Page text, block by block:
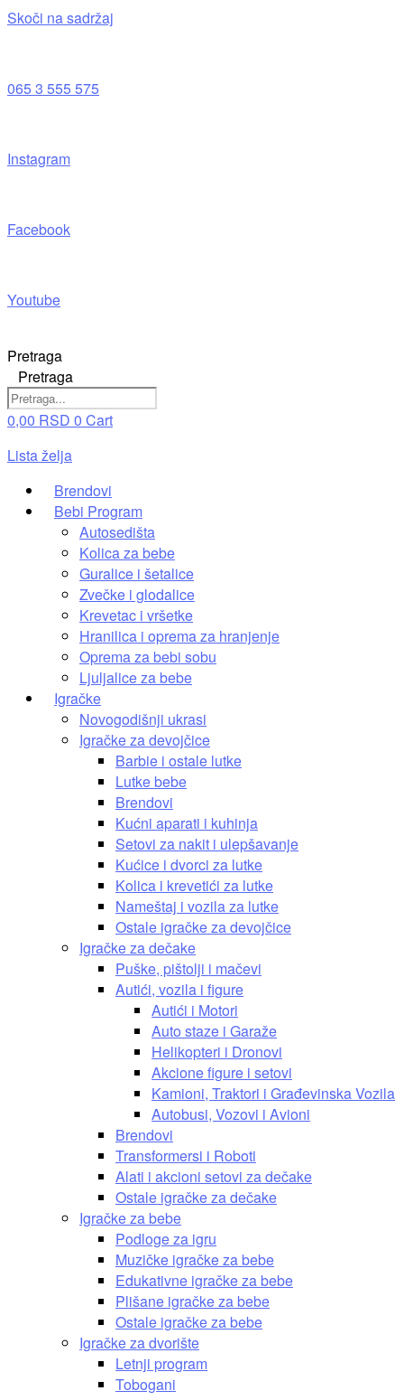
Skoči na sadržaj
065 3 555 575
Instagram
Facebook
Youtube
Pretraga
Pretraga
0,00 RSD 0 Cart
Lista želja
Brendovi
Bebi Program
Autosedišta
Kolica za bebe
Guralice i šetalice
Zvečke i glodalice
Krevetac i vršetke
Hranilica i oprema za hranjenje
Oprema za bebi sobu
Ljuljalice za bebe
Igračke
Novogodišnji ukrasi
Igračke za devojčice
Barbie i ostale lutke
Lutke bebe
Brendovi
Kućni aparati i kuhinja
Setovi za nakit i ulepšavanje
Kućice i dvorci za lutke
Kolica i krevetići za lutke
Nameštaj i vozila za lutke
Ostale igračke za devojčice
Igračke za dečake
Puške, pištolji i mačevi
Autići, vozila i figure
Autići i Motori
Auto staze i Garaže
Helikopteri i Dronovi
Akcione figure i setovi
Kamioni, Traktori i Građevinska Vozila
Autobusi, Vozovi i Avioni
Brendovi
Transformersi i Roboti
Alati i akcioni setovi za dečake
Ostale igračke za dečake
Igračke za bebe
Podloge za igru
Muzičke igračke za bebe
Edukativne igračke za bebe
Plišane igračke za bebe
Ostale igračke za bebe
Igračke za dvorište
Letnji program
Tobogani